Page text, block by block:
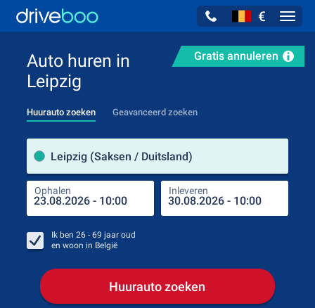
€
Gratis annuleren
Auto huren in
Leipzig
Huurauto zoeken Geavanceerd zoeken
Leipzig (Saksen / Duitsland)
Ophalen Inleveren
Ik ben 26 - 69 jaar oud
en woon in België
Huurauto zoeken